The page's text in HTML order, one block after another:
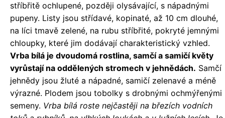
stříbřitě ochlupené, později olysávající, s nápadnými
pupeny. Listy jsou střídavé, kopinaté, až 10 cm dlouhé,
na líci tmavě zelené, na rubu stříbřité, pokryté jemnými
chloupky, které jim dodávají charakteristický vzhled.
Vrba bílá je dvoudomá rostlina, samčí a samičí květy
vyrůstají na oddělených stromech v jehnědách. Samčí
jehnědy jsou žluté a nápadné, samičí zelenavé a méně
výrazné. Plodem jsou tobolky s drobnými ochmýřenými
semeny. Vrba bílá roste nejčastěji na březích vodních